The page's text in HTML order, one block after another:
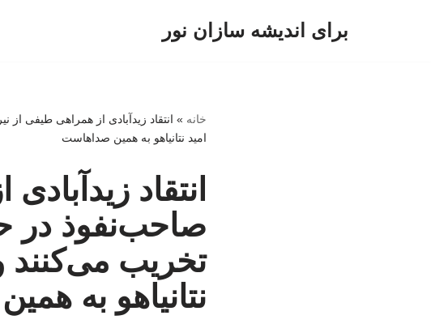
برای اندیشه سازان نور
خانه » انتقاد زیدآبادی از همراهی طیفی
امید نتانیاهو به همین صداهاست
انتقاد
صاحب‌نفوذ در
تخریب می‌کنند
نتانیاهو به